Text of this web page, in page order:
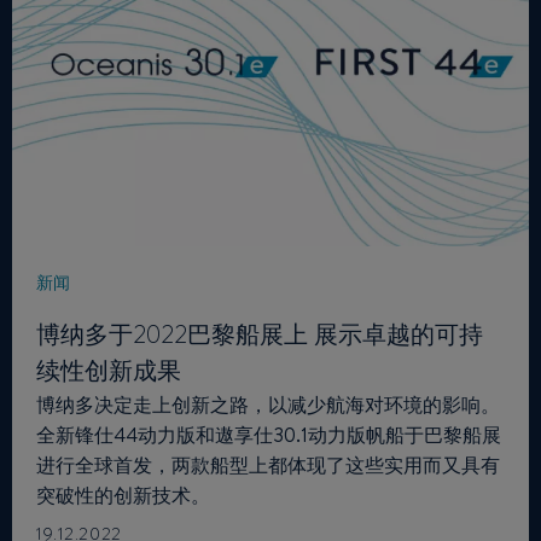
新闻
博纳多于2022巴黎船展上 展示卓越的可持
续性创新成果
博纳多决定走上创新之路，以减少航海对环境的影响。
全新锋仕44动力版和遨享仕30.1动力版帆船于巴黎船展
进行全球首发，两款船型上都体现了这些实用而又具有
突破性的创新技术。
19.12.2022